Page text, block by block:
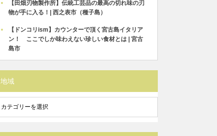
【田畑刃物製作所】伝統工芸品の最高の切れ味の刃
物が手に入る！| 西之表市（種子島）
【ドンコリism】カウンターで頂く宮古島イタリア
ン！ ここでしか味わえない珍しい食材とは | 宮古
島市
地域